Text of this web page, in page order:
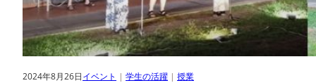
2024年8月26日イベント | 学生の活躍 | 授業